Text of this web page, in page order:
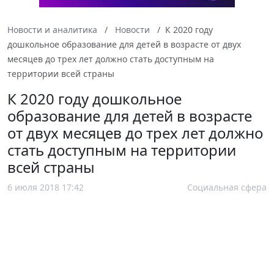
Новости и аналитика Новости
К 2020 году
дошкольное образование для детей в возрасте от двух
месяцев до трех лет должно стать доступным на
территории всей страны
К 2020 году дошкольное
образование для детей в возрасте
от двух месяцев до трех лет должно
стать доступным на территории
всей страны
6 июля 2018 17:42 Социальная сфера